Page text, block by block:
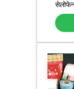
रैपिंग